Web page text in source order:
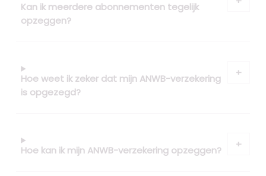
Kan ik meerdere abonnementen tegelijk
opzeggen?
Hoe weet ik zeker dat mijn ANWB-verzekering
is opgezegd?
Hoe kan ik mijn ANWB-verzekering opzeggen?